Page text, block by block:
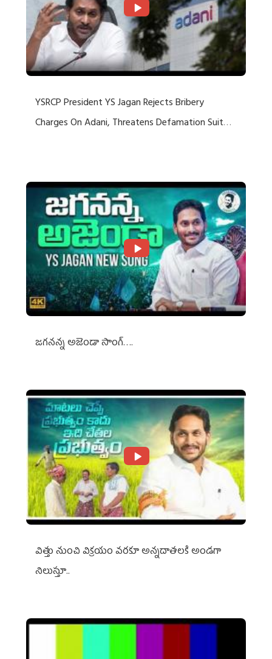
YSRCP President YS Jagan Rejects Bribery
Charges On Adani, Threatens Defamation Suit
జగనన్న అజెండా సాంగ్….
విత్తు నుంచి విక్రయం వరకూ అన్నదాతలకి అండగా
నిలుస్తూ..